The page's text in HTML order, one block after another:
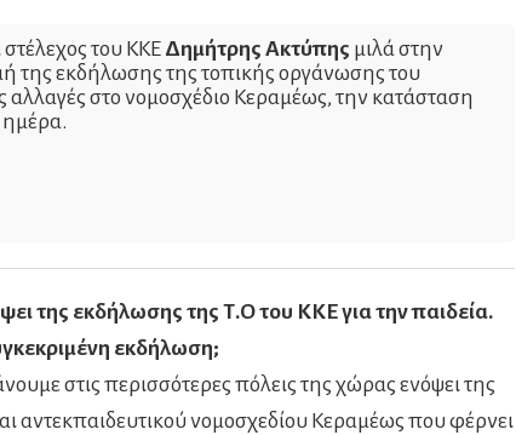
του ΚΚΕ Δημήτρης Ακτύπης μιλά στην
εκδήλωσης της τοπικής οργάνωσης του
αλλαγές στο νομοσχέδιο Κεραμέως, την κατάσταση
ημέρα.
της εκδήλωσης της Τ.Ο του ΚΚΕ για την παιδεία.
εκδήλωση;
στις περισσότερες πόλεις της χώρας ενόψει της
αντεκπαιδευτικού νομοσχεδίου Κεραμέως που φέρνει